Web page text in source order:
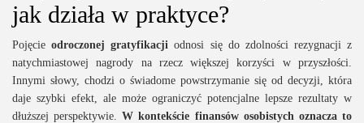
jak działa w praktyce?
Pojęcieodroczonej gratyfikacji odnosi się do zdolności rezygnacji z
natychmiastowej nagrody na rzecz większej korzyści w przyszłości.
Innymi słowy, chodzi o świadome powstrzymanie się od decyzji, która
daje szybki efekt, ale może ograniczyć potencjalne lepsze rezultaty w
dłuższej perspektywie.W kontekście finansów osobistych oznacza to